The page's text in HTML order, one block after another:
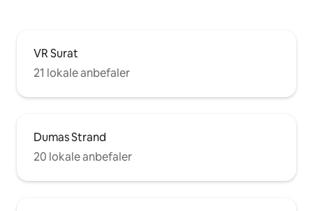
VR Surat
21 lokale anbefaler
Dumas Strand
20 lokale anbefaler